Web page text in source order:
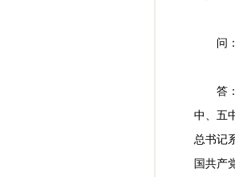
问
答
中、五
总书记
国共产